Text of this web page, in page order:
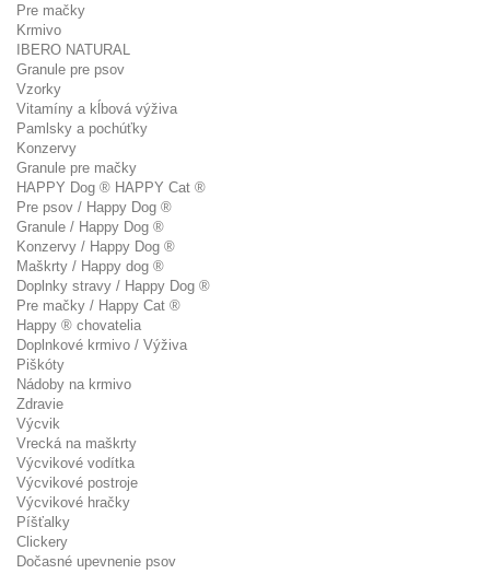
Pre mačky
Krmivo
IBERO NATURAL
Granule pre psov
Vzorky
Vitamíny a kĺbová výživa
Pamlsky a pochúťky
Konzervy
Granule pre mačky
HAPPY Dog ® HAPPY Cat ®
Pre psov / Happy Dog ®
Granule / Happy Dog ®
Konzervy / Happy Dog ®
Maškrty / Happy dog ®
Doplnky stravy / Happy Dog ®
Pre mačky / Happy Cat ®
Happy ® chovatelia
Doplnkové krmivo / Výživa
Piškóty
Nádoby na krmivo
Zdravie
Výcvik
Vrecká na maškrty
Výcvikové vodítka
Výcvikové postroje
Výcvikové hračky
Píšťalky
Clickery
Dočasné upevnenie psov